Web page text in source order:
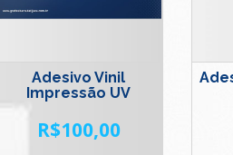
Adesivo Vinil
Impressão UV
R$100,00